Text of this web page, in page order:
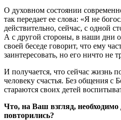
О духовном состоянии
так передает ее слова: «Я не
действительно, сейчас, с одной
А с другой стороны, в наши дни
своей беседе говорит, что ему
заинтересовать, но его ничто не
И получается, что сейчас жизнь
человеку счастья. Без общения с
стараются своих детей
Что, на Ваш взгляд,
повторились?